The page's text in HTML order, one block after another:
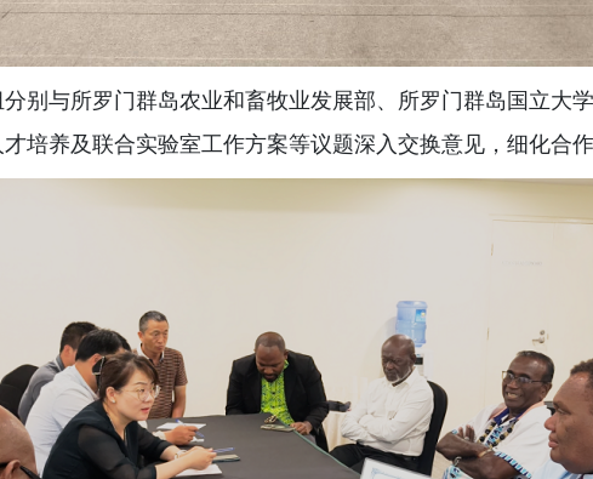
别与所罗门群岛农业和畜牧业发展部、所罗门群岛国立大
培养及联合实验室工作方案等议题深入交换意见，细化合作